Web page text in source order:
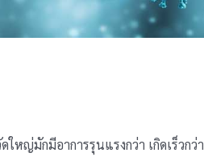
ญ่มักมีอาการรุนแรงกว่า เกิดเร็วกว่า